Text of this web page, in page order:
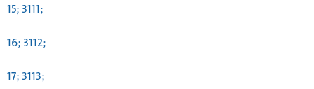
15; 3111;
16; 3112;
17; 3113;